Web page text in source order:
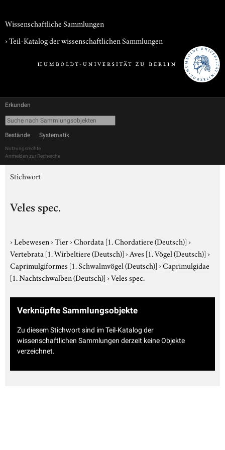
Wissenschaftliche Sammlungen
› Teil-Katalog der wissenschaftlichen Sammlungen
Erkunden
Bestände Systematik
Nutzungsrechte
Anmelden zur Recherche
Stichwort
Veles spec.
›Lebewesen›Tier›Chordata [1. Chordatiere (Deutsch)]›
Vertebrata [1. Wirbeltiere (Deutsch)]›Aves [1. Vögel (Deutsch)]›
Caprimulgiformes [1. Schwalmvögel (Deutsch)]›Caprimulgidae
[1. Nachtschwalben (Deutsch)]›Veles spec.
Verknüpfte Sammlungsobjekte
Zu diesem Stichwort sind im Teil-Katalog der
wissenschaftlichen Sammlungen derzeit keine Objekte
verzeichnet.